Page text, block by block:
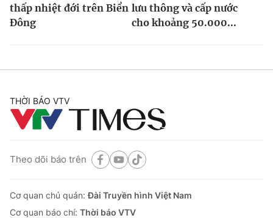
thấp nhiệt đới trên Biển
Đông
lưu thông và cấp nước
cho khoảng 50.000...
THỜI BÁO VTV
Theo dõi báo trên
Cơ quan chủ quản:Đài Truyền hình Việt Nam
Cơ quan báo chí: Thời báo VTV